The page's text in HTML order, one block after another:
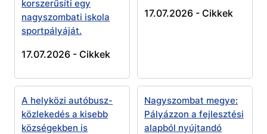
korszerűsíti egy
nagyszombati iskola
sportpályáját.
17.07.2026 - Cikkek
17.07.2026 - Cikkek
A helyközi autóbusz-
közlekedés a kisebb
községekben is
Nagyszombat megye:
Pályázzon a fejlesztési
alapból nyújtandó